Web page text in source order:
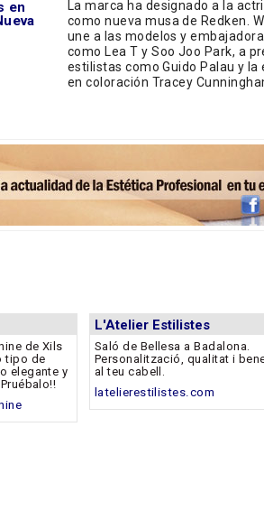
La marca ha designado a la
como nueva musa de Redken.
une a las modelos y
como Lea T y Soo Joo Park, a
estilistas como Guido Palau y la
en coloración Tracey
en
de Xils
tipo de
elegante y
L'Atelier Estilistes
Saló de Bellesa a Badalona.
Personalització, qualitat i
al teu cabell.
latelierestilistes.com